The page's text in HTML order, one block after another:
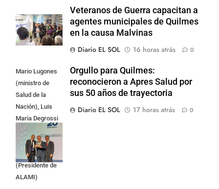
Veteranos de Guerra capacitan a
agentes municipales de Quilmes
en la causa Malvinas
Diario EL SOL
16 horas atrás 0
Mario Lugones
(ministro de
Salud de la
Nación), Luis
Maria Degrossi
(Presidente de
Apres Salud) y
Cristian Mazza
(Presidente de
ALAMI)
Orgullo para Quilmes:
reconocieron a Apres Salud por
sus 50 años de trayectoria
Diario EL SOL
17 horas atrás 0